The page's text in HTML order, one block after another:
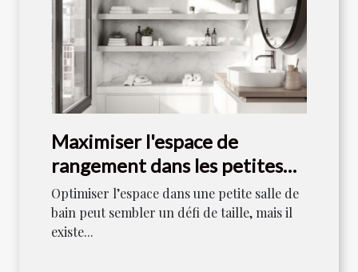
Maximiser l'espace de
rangement dans les petites
salles de bain
Optimiser l’espace dans une petite salle de
bain peut sembler un défi de taille, mais il
existe...